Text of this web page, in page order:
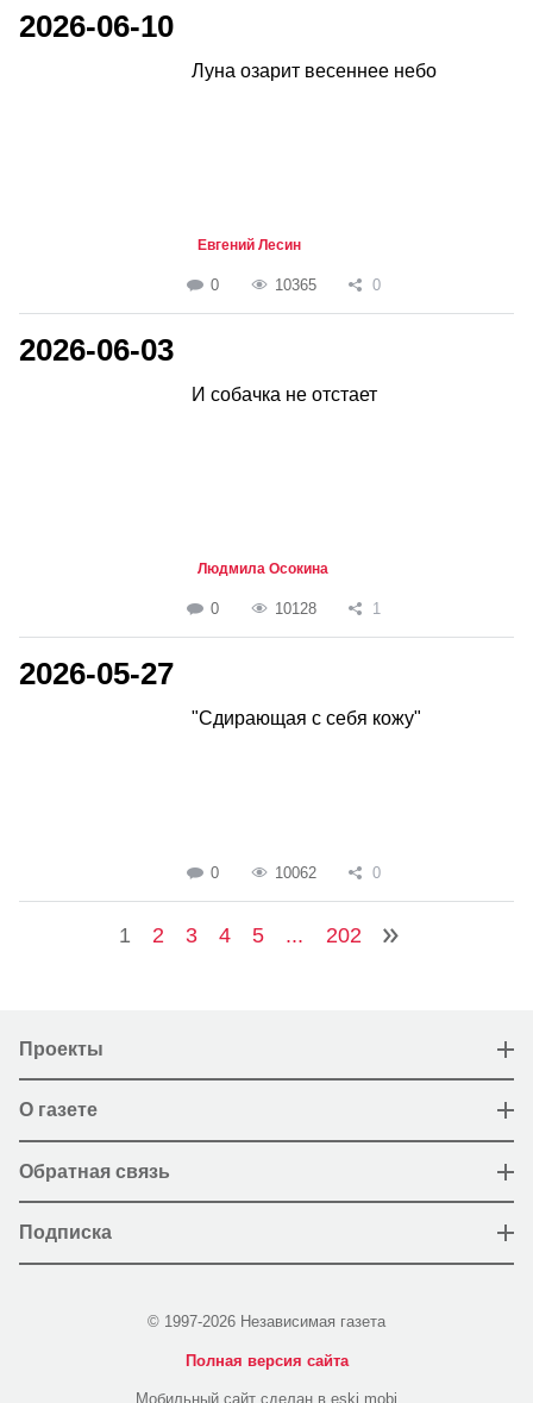
2026-06-10
Луна озарит весеннее небо
Евгений Лесин
0 10365 0
2026-06-03
И собачка не отстает
Людмила Осокина
0 10128 1
2026-05-27
"Сдирающая с себя кожу"
0 10062 0
1 2 3 4 5 ... 202
Проекты
О газете
Обратная связь
Подписка
© 1997-2026 Независимая газета
Полная версия сайта
Мобильный сайт сделан в eski.mobi